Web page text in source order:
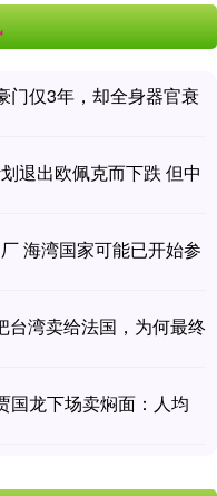
门仅3年，却全身器官衰
退出欧佩克而下跌 但中
海湾国家可能已开始参
台湾卖给法国，为何最终
国龙下场卖焖面：人均